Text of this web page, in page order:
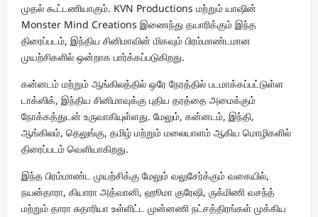
முதல் கூட்டணியாகும். KVN Productions மற்றும் யாஷின்
Monster Mind Creations இணைந்து தயாரிக்கும் இந்த
திரைப்படம், இந்திய சினிமாவின் மிகவும் பிரம்மாண்டமான
முயற்சிகளில் ஒன்றாக பார்க்கப்படுகிறது.
கன்னடம் மற்றும் ஆங்கிலத்தில் ஒரே நேரத்தில் படமாக்கப்பட்டுள்ள
டாக்ஸிக், இந்திய சினிமாவுக்கு புதிய தரத்தை அமைக்கும்
நோக்கத்துடன் உருவாகியுள்ளது. மேலும், கன்னடம், இந்தி,
ஆங்கிலம், தெலுங்கு, தமிழ் மற்றும் மலையாளம் ஆகிய மொழிகளில்
திரைப்படம் வெளியாகிறது.
இந்த பிரம்மாண்ட முயற்சிக்கு மேலும் வலுசேர்க்கும் வகையில்,
நயன்தாரா, கியாரா அத்வானி, ஹூமா குரேஷி, ருக்மிணி வசந்த்
மற்றும் தாரா சுதாரியா உள்ளிட்ட முன்னணி நட்சத்திரங்கள் முக்கிய